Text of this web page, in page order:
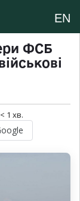
EN
ФСБ
< 1 хв.